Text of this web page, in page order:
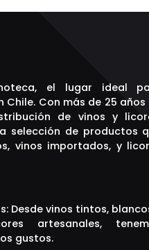
el lugar ideal
Chile. Con más de 25 años
de vinos y
selección de productos
vinos importados, y
Desde vinos tintos,
artesanales,
gustos.